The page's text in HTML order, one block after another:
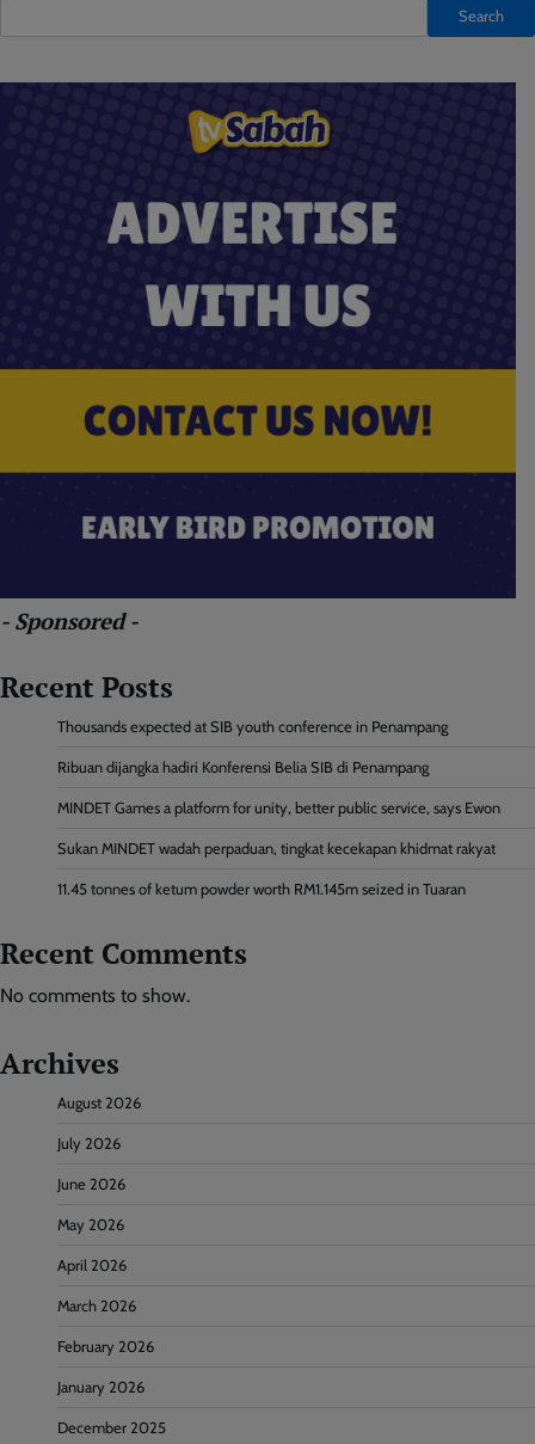
Search
- Sponsored -
Recent Posts
Thousands expected at SIB youth conference in Penampang
Ribuan dijangka hadiri Konferensi Belia SIB di Penampang
MINDET Games a platform for unity, better public service, says Ewon
Sukan MINDET wadah perpaduan, tingkat kecekapan khidmat rakyat
11.45 tonnes of ketum powder worth RM1.145m seized in Tuaran
Recent Comments
No comments to show.
Archives
August 2026
July 2026
June 2026
May 2026
April 2026
March 2026
February 2026
January 2026
December 2025